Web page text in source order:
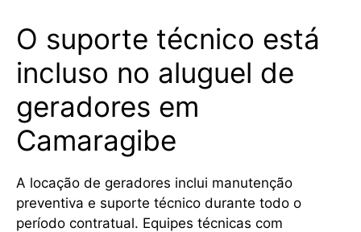
O suporte técnico está
incluso no aluguel de
geradores em
Camaragibe
A locação de geradores inclui manutenção
preventiva e suporte técnico durante todo o
período contratual. Equipes técnicas com